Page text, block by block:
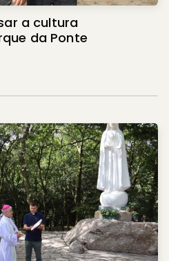
a cultura
da Ponte